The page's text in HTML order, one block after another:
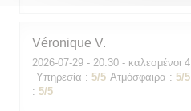
Véronique V
2026-07-29 - 20:30 - καλεσμένοι 4
Υπηρεσία : 5/5 Ατμόσφαιρα : 5/5
: 5/5